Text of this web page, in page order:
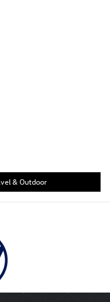
& Outdoor